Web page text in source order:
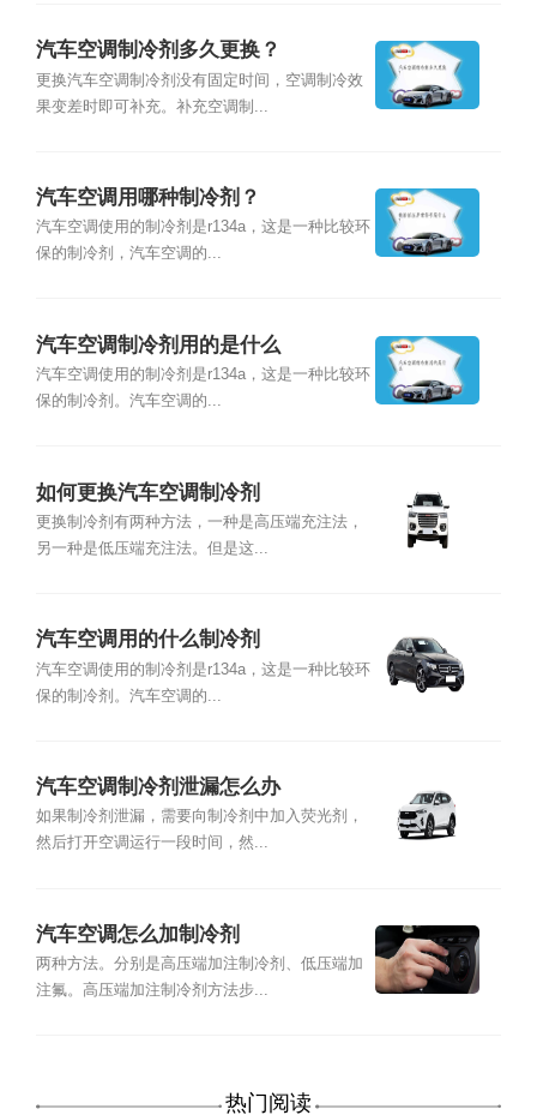
汽车空调制冷剂多久更换？
更换汽车空调制冷剂没有固定时间，空调制冷效
果变差时即可补充。补充空调制...
汽车空调用哪种制冷剂？
汽车空调使用的制冷剂是r134a，这是一种比较环
保的制冷剂，汽车空调的...
汽车空调制冷剂用的是什么
汽车空调使用的制冷剂是r134a，这是一种比较环
保的制冷剂。汽车空调的...
如何更换汽车空调制冷剂
更换制冷剂有两种方法，一种是高压端充注法，
另一种是低压端充注法。但是这...
汽车空调用的什么制冷剂
汽车空调使用的制冷剂是r134a，这是一种比较环
保的制冷剂。汽车空调的...
汽车空调制冷剂泄漏怎么办
如果制冷剂泄漏，需要向制冷剂中加入荧光剂，
然后打开空调运行一段时间，然...
汽车空调怎么加制冷剂
两种方法。分别是高压端加注制冷剂、低压端加
注氟。高压端加注制冷剂方法步...
热门阅读